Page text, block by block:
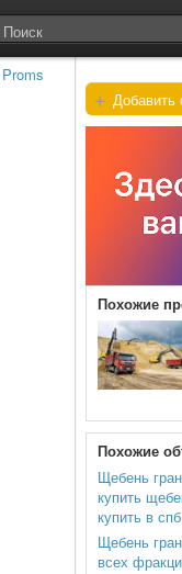
+ Добавить
Похожие
Похожие
Щебень
купить
купить в спб
Щебень
всех